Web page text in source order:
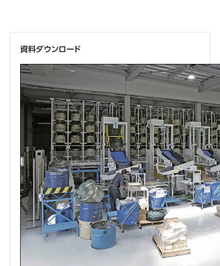
資料ダウンロード